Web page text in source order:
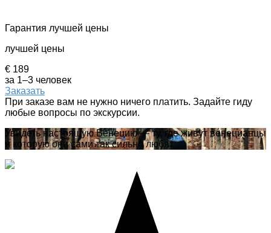
Гарантия лучшей цены
лучшей цены
€ 189
за 1–3 человек
Заказать
При заказе вам не нужно ничего платить. Задайте гиду
любые вопросы по экскурсии.
Увидеть настоящую Венецию — ту, где живут венецианцы
и которую они сами так сильно любят